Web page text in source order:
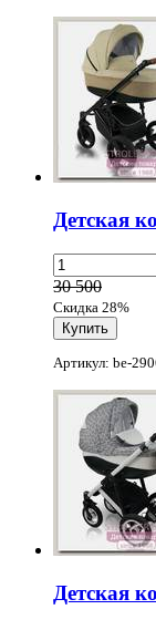
Детская
30 500
Скидка 28%
Артикул: be-
Детская